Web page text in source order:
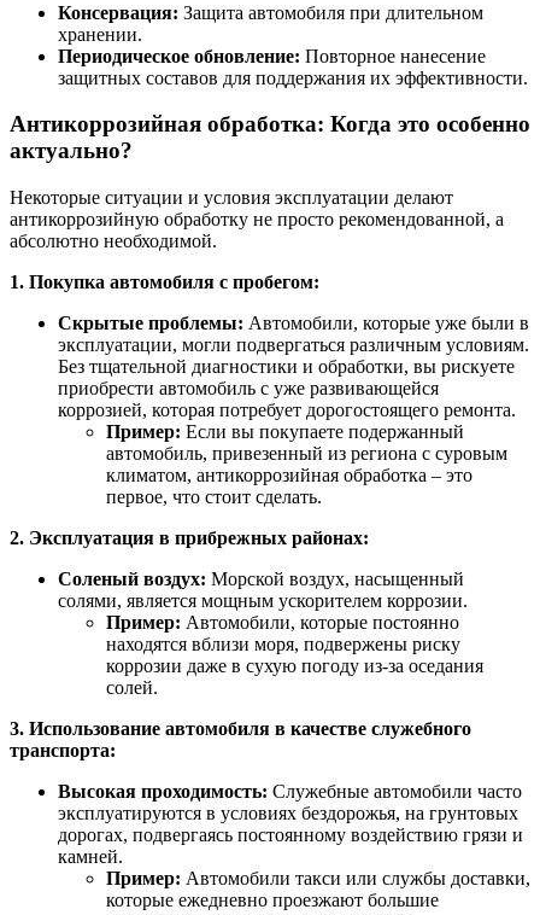
Консервация: Защита автомобиля при длительном
хранении.
Периодическое обновление: Повторное нанесение
защитных составов для поддержания их эффективности.
Антикоррозийная обработка: Когда это особенно
актуально?
Некоторые ситуации и условия эксплуатации делают
антикоррозийную обработку не просто рекомендованной, а
абсолютно необходимой.
1. Покупка автомобиля с пробегом:
Скрытые проблемы: Автомобили, которые уже были в
эксплуатации, могли подвергаться различным условиям.
Без тщательной диагностики и обработки, вы рискуете
приобрести автомобиль с уже развивающейся
коррозией, которая потребует дорогостоящего ремонта.
Пример: Если вы покупаете подержанный
автомобиль, привезенный из региона с суровым
климатом, антикоррозийная обработка – это
первое, что стоит сделать.
2. Эксплуатация в прибрежных районах:
Соленый воздух: Морской воздух, насыщенный
солями, является мощным ускорителем коррозии.
Пример: Автомобили, которые постоянно
находятся вблизи моря, подвержены риску
коррозии даже в сухую погоду из-за оседания
солей.
3. Использование автомобиля в качестве служебного
транспорта:
Высокая проходимость: Служебные автомобили часто
эксплуатируются в условиях бездорожья, на грунтовых
дорогах, подвергаясь постоянному воздействию грязи и
камней.
Пример: Автомобили такси или службы доставки,
которые ежедневно проезжают большие